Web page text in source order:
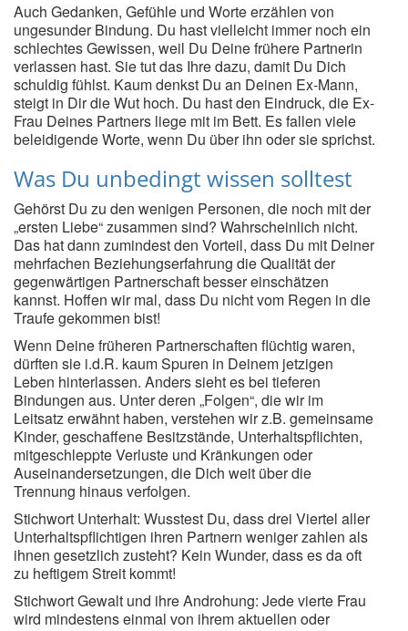
Auch Gedanken, Gefühle und Worte erzählen von
ungesunder Bindung. Du hast vielleicht immer noch ein
schlechtes Gewissen, weil Du Deine frühere Partnerin
verlassen hast. Sie tut das Ihre dazu, damit Du Dich
schuldig fühlst. Kaum denkst Du an Deinen Ex-Mann,
steigt in Dir die Wut hoch. Du hast den Eindruck, die Ex-
Frau Deines Partners liege mit im Bett. Es fallen viele
beleidigende Worte, wenn Du über ihn oder sie sprichst.
Was Du unbedingt wissen solltest
Gehörst Du zu den wenigen Personen, die noch mit der
„ersten Liebe“ zusammen sind? Wahrscheinlich nicht.
Das hat dann zumindest den Vorteil, dass Du mit Deiner
mehrfachen Beziehungserfahrung die Qualität der
gegenwärtigen Partnerschaft besser einschätzen
kannst. Hoffen wir mal, dass Du nicht vom Regen in die
Traufe gekommen bist!
Wenn Deine früheren Partnerschaften flüchtig waren,
dürften sie i.d.R. kaum Spuren in Deinem jetzigen
Leben hinterlassen. Anders sieht es bei tieferen
Bindungen aus. Unter deren „Folgen“, die wir im
Leitsatz erwähnt haben, verstehen wir z.B. gemeinsame
Kinder, geschaffene Besitzstände, Unterhaltspflichten,
mitgeschleppte Verluste und Kränkungen oder
Auseinandersetzungen, die Dich weit über die
Trennung hinaus verfolgen.
Stichwort Unterhalt: Wusstest Du, dass drei Viertel aller
Unterhaltspflichtigen ihren Partnern weniger zahlen als
ihnen gesetzlich zusteht? Kein Wunder, dass es da oft
zu heftigem Streit kommt!
Stichwort Gewalt und ihre Androhung: Jede vierte Frau
wird mindestens einmal von ihrem aktuellen oder